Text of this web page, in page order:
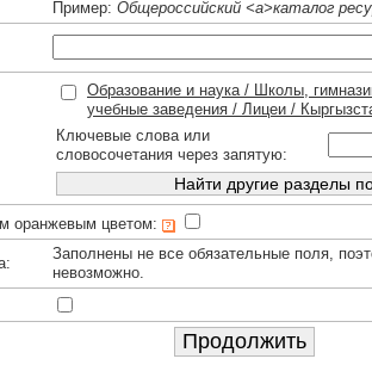
Пример: Общероссийский <a>каталог
Образование и наука / Школы,
учебные заведения / Лицеи /
Ключевые слова или
словосочетания через запятую:
оранжевым цветом:
Заполнены не все обязательные поля,
невозможно.